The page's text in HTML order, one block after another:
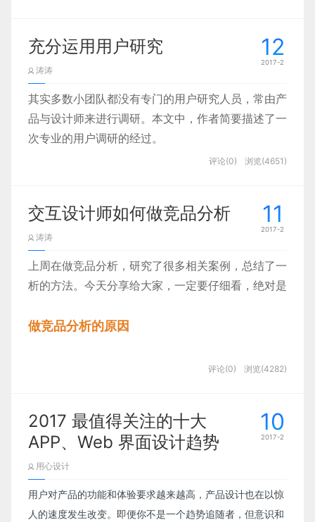
对话式交互，顾名思义，就是像两个人对话
一样的交互方式。可以是文字的，也可以是
语音的。我们每天都用的微信，你说一句，
我说一句，就是典型的对话式交互。
12
2017-2
充分运用用户研究
涛涛
其实多数小团队都没有专门的用户研究人员，常由产
品与设计师来进行调研。本文中，作者简要描述了一
次专业的用户调研的经过。
评论(0) 浏览(4651)
11
2017-2
交互设计师如何做竞品分析
涛涛
上周在做竞品分析，研究了很多相关案例，总结了一套关
析的方法。今天分享给大家，一定要仔细看，绝对是值得
做竞品分析的原因
今天我们来聊聊竞品分析，它并不是像人们认为的那样
评论(0) 浏览(4282)
10
2017-2
2017 最值得关注的十大
APP、Web 界面设计趋势
用心设计
用户对产品的功能和体验要求越来越高，产品设计也在以惊
人的速度发生改变。即便你不是一个趋势追随者，但意识和